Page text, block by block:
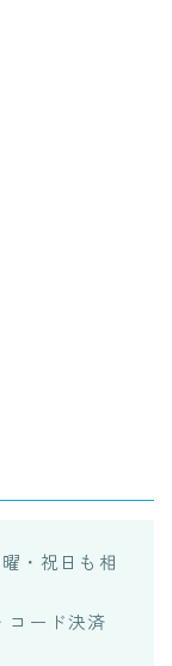
・祝日も相
コード決済